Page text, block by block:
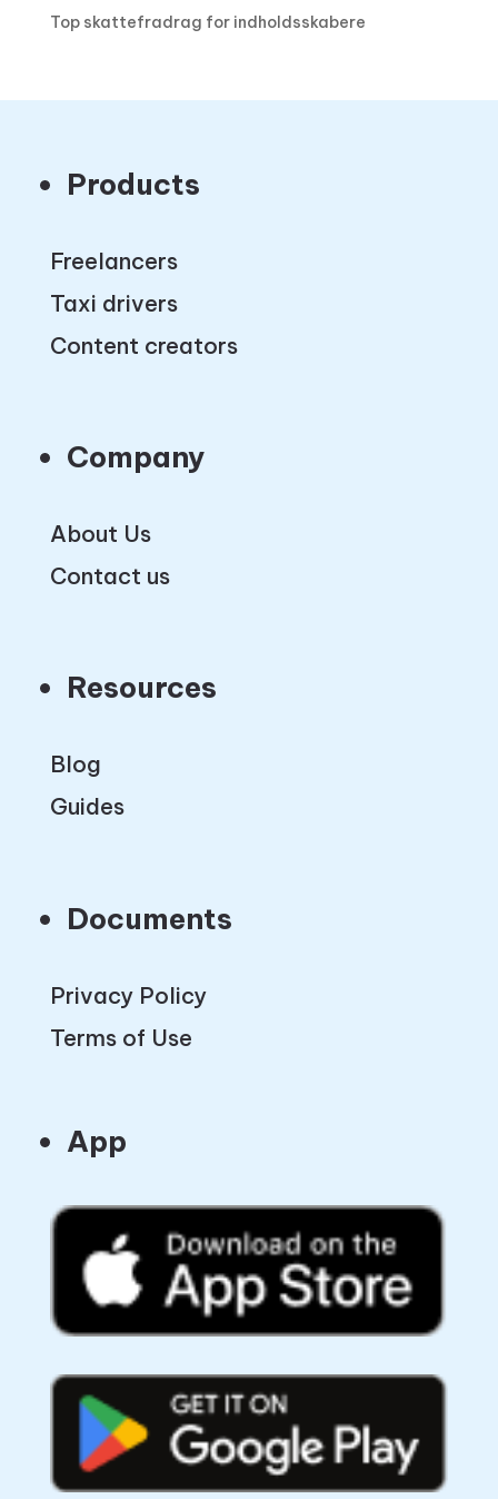
Top skattefradrag for indholdsskabere
Products
Freelancers
Taxi drivers
Content creators
Company
About Us
Contact us
Resources
Blog
Guides
Documents
Privacy Policy
Terms of Use
App